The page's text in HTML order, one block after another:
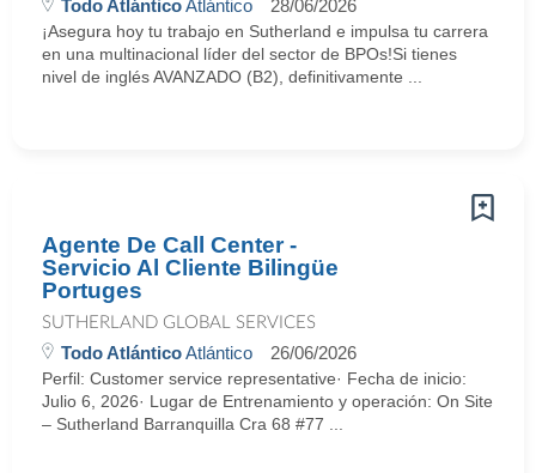
Todo AtlánticoAtlántico 28/06/2026
¡Asegura hoy tu trabajo en Sutherland e impulsa tu carrera
en una multinacional líder del sector de BPOs!Si tienes
nivel de inglés AVANZADO (B2), definitivamente ...
Agente De Call Center -
Servicio Al Cliente Bilingüe
Portuges
SUTHERLAND GLOBAL SERVICES
Todo AtlánticoAtlántico 26/06/2026
Perfil: Customer service representative· Fecha de inicio:
Julio 6, 2026· Lugar de Entrenamiento y operación: On Site
– Sutherland Barranquilla Cra 68 #77 ...